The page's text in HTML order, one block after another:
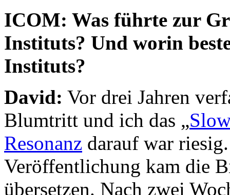
ICOM: Was führte zur
Instituts? Und worin
Instituts?
David: Vor drei Jahren
Blumtritt und ich das „
Resonanz darauf war
Veröffentlichung kam die
übersetzen. Nach zwei